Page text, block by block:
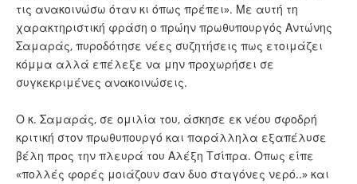
τις ανακοινώσω όταν κι όπως πρέπει». Με αυτή τη
χαρακτηριστική φράση ο πρώην πρωθυπουργός Αντώνης
Σαμαράς, πυροδότησε νέες συζητήσεις πως ετοιμάζει
κόμμα αλλά επέλεξε να μην προχωρήσει σε
συγκεκριμένες ανακοινώσεις.
Ο κ. Σαμαράς, σε ομιλία του, άσκησε εκ νέου σφοδρή
κριτική στον πρωθυπουργό και παράλληλα εξαπέλυσε
βέλη προς την πλευρά του Αλέξη Τσίπρα. Οπως είπε
«πολλές φορές μοιάζουν σαν δυο σταγόνες νερό..» και